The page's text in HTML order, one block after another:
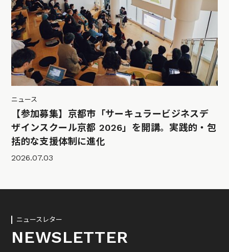
ニュース
【参加募集】京都市「サーキュラービジネスデ
ザインスクール京都 2026」を開講。実践的・包
括的な支援体制に進化
2026.07.03
ニュースレター
NEWSLETTER